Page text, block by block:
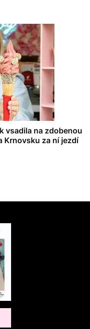
vsadila na zdobenou
Krnovsku za ní jezdí